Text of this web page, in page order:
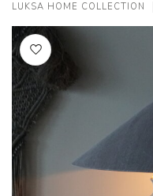
LUKSA HOME COLLECTION